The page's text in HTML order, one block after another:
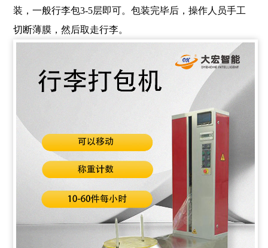
装，一般行李包3-5层即可。包装完毕后，操作人员手工
切断薄膜，然后取走行李。